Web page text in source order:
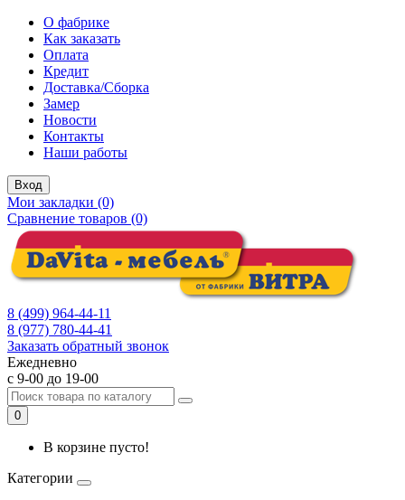
О фабрике
Как заказать
Оплата
Кредит
Доставка/Сборка
Замер
Новости
Контакты
Наши работы
Вход
Мои закладки (0)
Сравнение товаров (0)
8 (499) 964-44-11
8 (977) 780-44-41
Заказать обратный звонок
Ежедневно
с 9-00 до 19-00
0
В корзине пусто!
Категории